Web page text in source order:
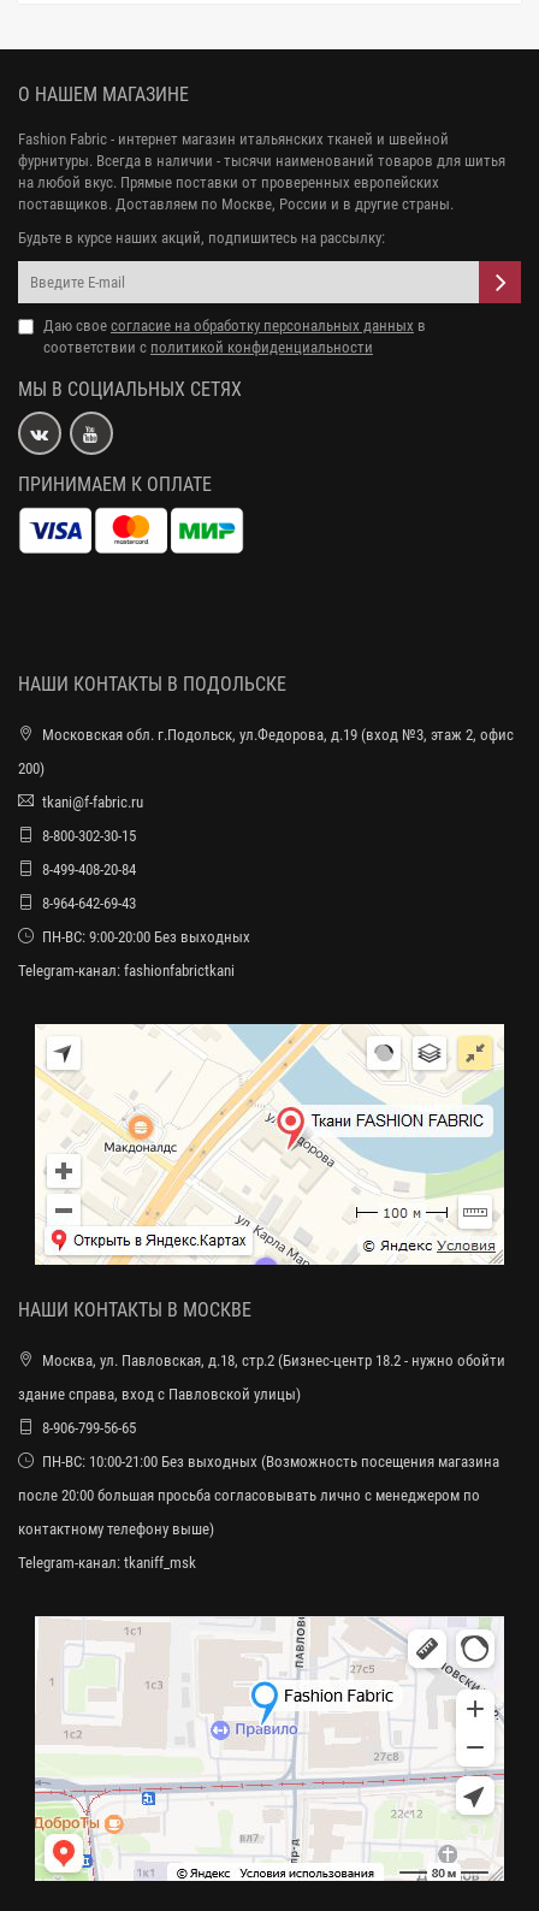
О НАШЕМ МАГАЗИНЕ
Fashion Fabric - интернет магазин итальянских тканей и швейной
фурнитуры. Всегда в наличии - тысячи наименований товаров для шитья
на любой вкус. Прямые поставки от проверенных европейских
поставщиков. Доставляем по Москве, России и в другие страны.
Будьте в курсе наших акций, подпишитесь на рассылку:
Даю свое согласие на обработку персональных данных в
соответствии с политикой конфиденциальности
МЫ В СОЦИАЛЬНЫХ СЕТЯХ
ПРИНИМАЕМ К ОПЛАТЕ
НАШИ КОНТАКТЫ В ПОДОЛЬСКЕ
Московская обл. г.Подольск, ул.Федорова, д.19 (вход №3, этаж 2, офис
200)
tkani@f-fabric.ru
8-800-302-30-15
8-499-408-20-84
8-964-642-69-43
ПН-ВС: 9:00-20:00 Без выходных
Telegram-канал: fashionfabrictkani
НАШИ КОНТАКТЫ В МОСКВЕ
Москва, ул. Павловская, д.18, стр.2 (Бизнес-центр 18.2 - нужно обойти
здание справа, вход с Павловской улицы)
8-906-799-56-65
ПН-ВС: 10:00-21:00 Без выходных (Возможность посещения магазина
после 20:00 большая просьба согласовывать лично с менеджером по
контактному телефону выше)
Telegram-канал: tkaniff_msk